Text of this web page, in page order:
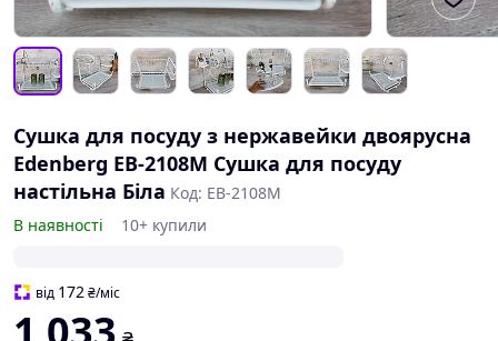
Сушка для посуду з нержавейки двоярусна
Edenberg EB-2108M Сушка для посуду
настільна Біла Код: EB-2108M
В наявності
10+ купили
від 172₴/міс